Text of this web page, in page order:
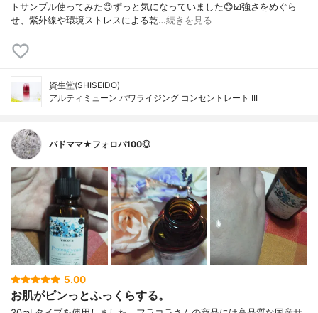
トサンプル使ってみた😊ずっと気になっていました😊☑️強さをめぐら
せ、紫外線や環境ストレスによる乾…続きを見る
資生堂(SHISEIDO)
アルティミューン パワライジング コンセントレート III
バドママ★フォロバ100◎
5.00
お肌がピンっとふっくらする。